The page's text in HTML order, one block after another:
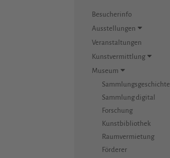
Besucherinfo
Ausstellungen
Veranstaltungen
Kunstvermittlung
Museum
Sammlungsgeschichte
Sammlung digital
Forschung
Kunstbibliothek
Raumvermietung
Förderer